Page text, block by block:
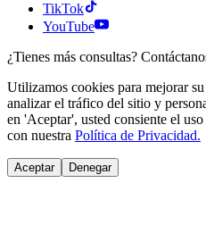
TikTok
YouTube
¿Tienes más consultas?
Utilizamos cookies para mejorar
analizar el tráfico del sitio y
en 'Aceptar', usted consiente el
con nuestra Política de Privacidad.
Aceptar Denegar